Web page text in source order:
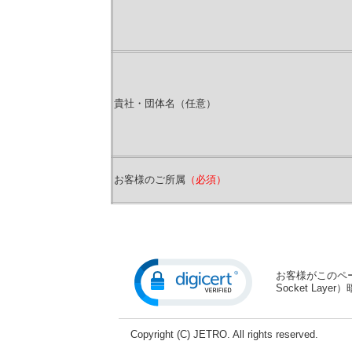
貴社・団体名（任意）
お客様のご所属 （必須）
お客様がこのペ
Socket Layer）
Copyright (C) JETRO. All rights reserved.